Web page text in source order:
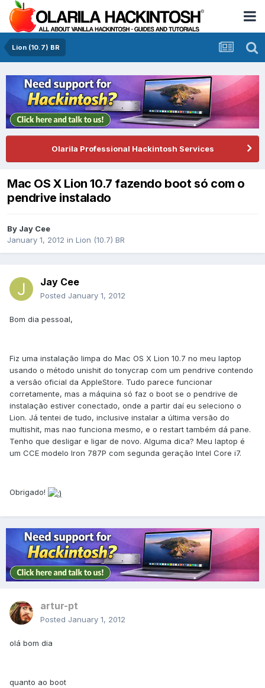
Lion (10.7) BR
Olarila Professional Hackintosh Services
Mac OS X Lion 10.7 fazendo boot só com o
pendrive instalado
By Jay Cee
January 1, 2012 in Lion (10.7) BR
Jay Cee
Posted January 1, 2012
Bom dia pessoal,
Fiz uma instalação limpa do Mac OS X Lion 10.7 no meu laptop
usando o método unishit do tonycrap com um pendrive contendo
a versão oficial da AppleStore. Tudo parece funcionar
corretamente, mas a máquina só faz o boot se o pendrive de
instalação estiver conectado, onde a partir daí eu seleciono o
Lion. Já tentei de tudo, inclusive instalar a última versão do
multishit, mas nao funciona mesmo, e o restart também dá pane.
Tenho que desligar e ligar de novo. Alguma dica? Meu laptop é
um CCE modelo Iron 787P com segunda geração Intel Core i7.
Obrigado!
artur-pt
Posted January 1, 2012
olá bom dia
quanto ao boot